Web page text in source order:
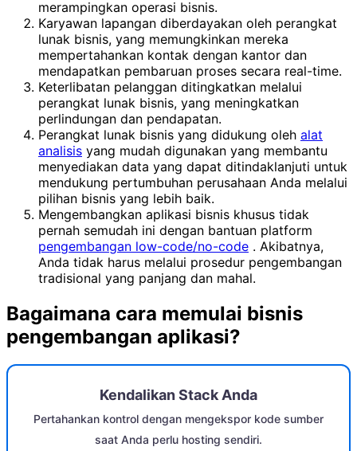
merampingkan operasi bisnis.
Karyawan lapangan diberdayakan oleh perangkat
lunak bisnis, yang memungkinkan mereka
mempertahankan kontak dengan kantor dan
mendapatkan pembaruan proses secara real-time.
Keterlibatan pelanggan ditingkatkan melalui
perangkat lunak bisnis, yang meningkatkan
perlindungan dan pendapatan.
Perangkat lunak bisnis yang didukung oleh alat
analisis yang mudah digunakan yang membantu
menyediakan data yang dapat ditindaklanjuti untuk
mendukung pertumbuhan perusahaan Anda melalui
pilihan bisnis yang lebih baik.
Mengembangkan aplikasi bisnis khusus tidak
pernah semudah ini dengan bantuan platform
pengembangan low-code/no-code . Akibatnya,
Anda tidak harus melalui prosedur pengembangan
tradisional yang panjang dan mahal.
Bagaimana cara memulai bisnis
pengembangan aplikasi?
Kendalikan Stack Anda
Pertahankan kontrol dengan mengekspor kode sumber
saat Anda perlu hosting sendiri.